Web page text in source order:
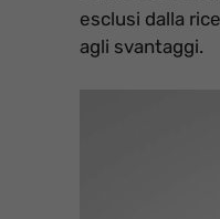
esclusi dalla
agli svantaggi.